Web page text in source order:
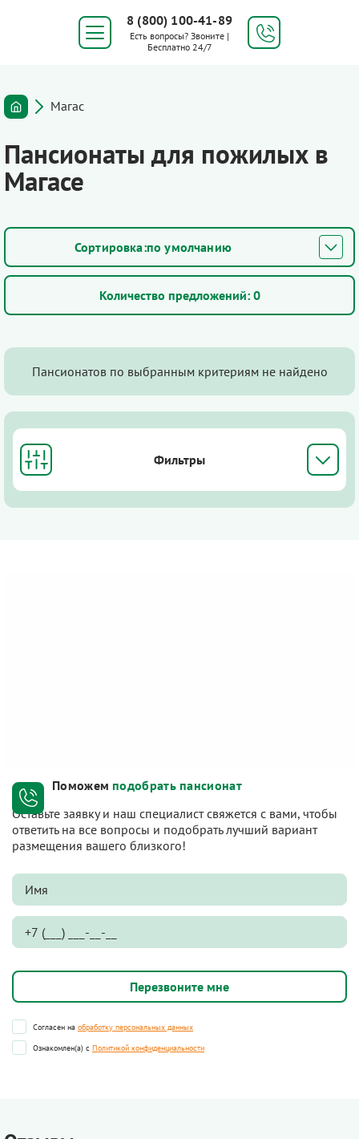
8 (800) 100-41-89
Есть вопросы? Звоните |
Бесплатно 24/7
Магас
Пансионаты для пожилых в
Магасе
по умолчанию
Количество предложений: 0
Пансионатов по выбранным критериям не найдено
Фильтры
Поможем подобрать пансионат
Оставьте заявку и наш специалист свяжется с вами, чтобы
ответить на все вопросы и подобрать лучший вариант
размещения вашего близкого!
Согласен на обработку персональных данных
Ознакомлен(а) с Политикой конфиденциальности